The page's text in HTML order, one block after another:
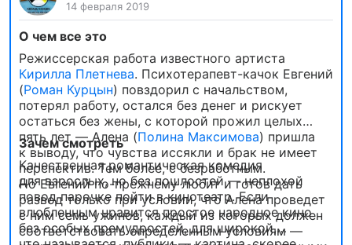
14 февраля 2019
О чем все это
Режиссерская работа известного артиста
Кирилла Плетнева. Психотерапевт-качок Евгений
(Роман Курцын) повздорил с начальством,
потерял работу, остался без денег и рискует
остаться без жены, с которой прожил целых
пять лет — Алена (Полина Максимова) пришла
к выводу, что чувства иссякли и брак не имеет
перспектив. Тем более, с безработным.
Но Евгений по-прежнему любит и готов дать
развод только при условии, что Алена проведет
с ним семь ужинов, каждый из которых должен
соответствовать определенным условиям —
Зачем смотреть
Качественная романтическая комедия
для взрослых, но без пошлостей — неплохой
повод парочке пойти в кинотеатр. Если
влюбленным нравится простое народное кино
без особых премудростей, для широкой,